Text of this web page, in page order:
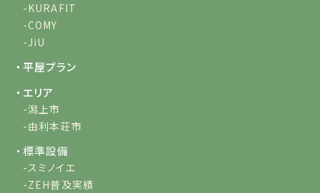
-KURAFIT
-COMY
-JiU
・平屋プラン
・エリア
-潟上市
-由利本荘市
・標準設備
-スミノイエ
-ZEH普及実績